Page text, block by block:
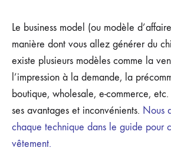
Le business model (ou modèle
manière dont vous allez générer du
existe plusieurs modèles comme la
l’impression à la demande, la
boutique, wholesale, e-commerce,
ses avantages et inconvénients. Nous
chaque technique dans le guide pour
vêtement.